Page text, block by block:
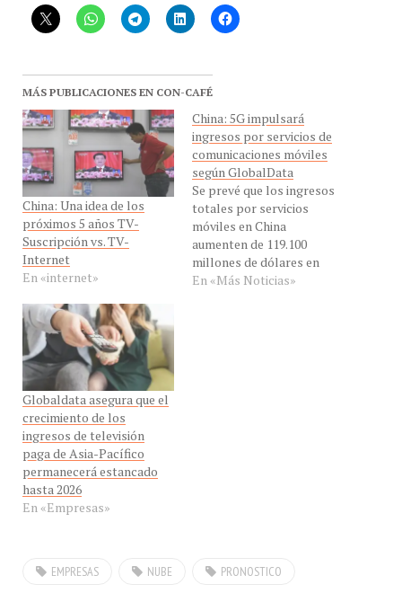
China: Una idea de los
próximos 5 años TV-
Suscripción vs. TV-
Internet
En «internet»
China: 5G impulsará
ingresos por servicios de
comunicaciones móviles
según GlobalData
Se prevé que los ingresos
totales por servicios
móviles en China
aumenten de 119.100
millones de dólares en
2020 a 142.800 millones de
dólares en 2025
En «Más Noticias»
Globaldata asegura que el
crecimiento de los
ingresos de televisión
paga de Asia-Pacífico
permanecerá estancado
hasta 2026
En «Empresas»